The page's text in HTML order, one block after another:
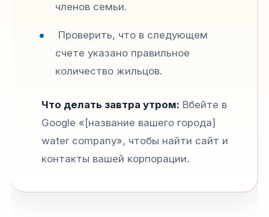
членов семьи.
Проверить, что в следующем
счете указано правильное
количество жильцов.
Что делать завтра утром: Вбейте в
Google «[название вашего города]
water company», чтобы найти сайт и
контакты вашей корпорации.